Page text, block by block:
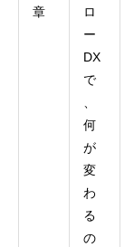
章
ロ
ー
DX
で
何
が
変
わ
る
の